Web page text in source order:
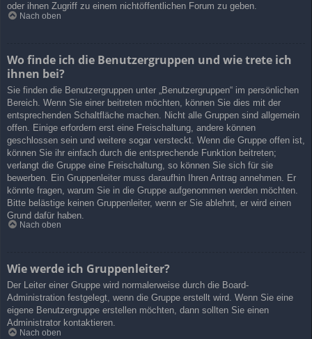
oder ihnen Zugriff zu einem nichtöffentlichen Forum zu geben.
Nach oben
Wo finde ich die Benutzergruppen und wie trete ich
ihnen bei?
Sie finden die Benutzergruppen unter „Benutzergruppen“ im persönlichen
Bereich. Wenn Sie einer beitreten möchten, können Sie dies mit der
entsprechenden Schaltfläche machen. Nicht alle Gruppen sind allgemein
offen. Einige erfordern erst eine Freischaltung, andere können
geschlossen sein und weitere sogar versteckt. Wenn die Gruppe offen ist,
können Sie ihr einfach durch die entsprechende Funktion beitreten;
verlangt die Gruppe eine Freischaltung, so können Sie sich für sie
bewerben. Ein Gruppenleiter muss daraufhin Ihren Antrag annehmen. Er
könnte fragen, warum Sie in die Gruppe aufgenommen werden möchten.
Bitte belästige keinen Gruppenleiter, wenn er Sie ablehnt, er wird einen
Grund dafür haben.
Nach oben
Wie werde ich Gruppenleiter?
Der Leiter einer Gruppe wird normalerweise durch die Board-
Administration festgelegt, wenn die Gruppe erstellt wird. Wenn Sie eine
eigene Benutzergruppe erstellen möchten, dann sollten Sie einen
Administrator kontaktieren.
Nach oben